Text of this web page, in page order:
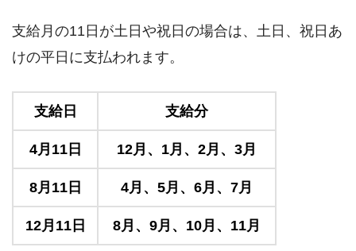
支給月の11日が土日や祝日の場合は、土日、祝日あ
けの平日に支払われます。
支給日 支給分
4月11日 12月、1月、2月、3月
8月11日 4月、5月、6月、7月
12月11日 8月、9月、10月、11月